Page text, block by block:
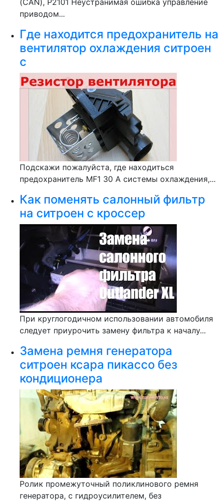
(CAN), P2101 Неустранимая ошибка управление
приводом...
Где находится предохранитель на
вентилятор охлаждения ситроен
с
Подскажи пожалуйста, где находиться
предохранитель MF1 30 А системы охлаждения,...
Как поменять салонный фильтр
на ситроен с кроссер
При круглогодичном использовании автомобиля
следует приурочить замену фильтра к началу...
Замена ремня генератора
ситроен ксара пикассо без
кондиционера
Ролик промежуточный поликлинового ремня
генератора, с гидроусилителем, без